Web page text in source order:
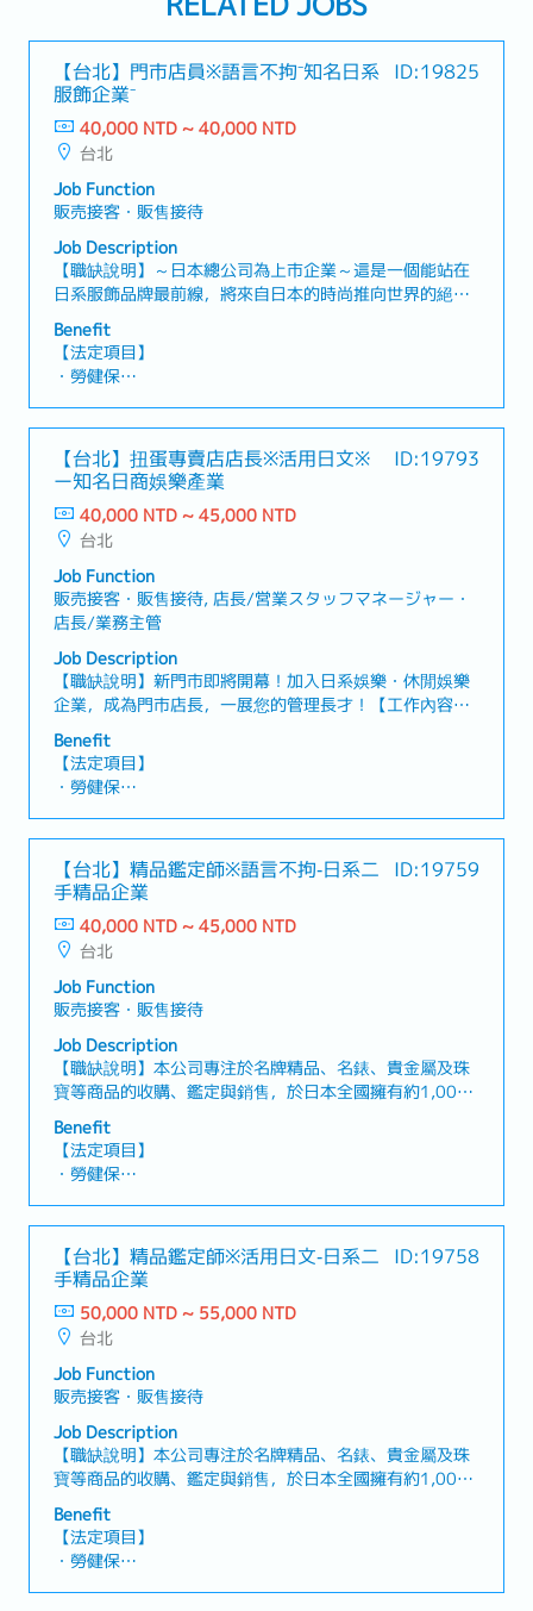
【台北】門市店員※語言不拘⁻知名日系
服飾企業⁻
ID:19825
40,000 NTD ~ 40,000 NTD
台北
Job Function
販売接客・販售接待
Job Description
【職缺說明】～日本總公司為上市企業～這是一個能站在
日系服飾品牌最前線，將來自日本的時尚推向世界的絕佳
機會！【工作內容】・於實體門市提供接待與銷售服務・
顧客管理：運用社群媒體（SNS），依據每位顧客的需求
與喜好提供個人化銷售服務（例如：當新品到貨時，會依
照顧客喜好主動推薦商品，提升來店率及購買意願）・品
牌推廣：運用社群媒體（SNS）進行集客，提升品牌知名
Benefit
【法定項目】
・勞健保
・各種休假（特別休假、婚假、喪假、生理假、產檢假、
陪產假、產假、育嬰假）
・退休金
【公司福利】
・全勤獎金：1,000元（已包含於月薪中）
・獎金／激勵制度
・美容津貼（美容補助）
【台北】扭蛋專賣店店長※活用日文※
ー知名日商娛樂產業
ID:19793
40,000 NTD ~ 45,000 NTD
台北
Job Function
販売接客・販售接待, 店長/営業スタッフマネージャー・
店長/業務主管
Job Description
【職缺說明】新門市即將開幕！加入日系娛樂・休閒娛樂
企業，成為門市店長，一展您的管理長才！【工作內容】
➤門市例行工作・每日開閉店作業・進貨、搬貨、補貨・
機台故障排除及維修・顧客應對及客訴處理・百貨樓管應
對➤門市運營及管理・定期報表整理，彙報並分析每月業
績狀況・計時人員招募、排班及管理・庫存及金錢管理・
周邊市場調查及競合廠商分析・總公司聯繫及交辦事項處
Benefit
【法定項目】
・勞健保
・各種休假（特別休假、婚假、喪假、生理假、產檢假、
陪產假、產假、育嬰假）
・退休金
【公司福利】
・年終獎金（*視公司營運而定，過往平均1~2個月）
・人事考評（一年1次）
・三節禮金 (禮券)
・勞退提撥、員工團體保險
・每月通勤津貼 ( 上限2,000，實支實付 )
・颱風出勤津貼
・定期健康檢查（可申請公假及交通費）
・婚喪喜慶補助
【台北】精品鑑定師※語言不拘‐日系二
手精品企業
ID:19759
40,000 NTD ~ 45,000 NTD
台北
Job Function
販売接客・販售接待
Job Description
【職缺說明】本公司專注於名牌精品、名錶、貴金屬及珠
寶等商品的收購、鑑定與銷售，於日本全國擁有約1,000
家門市，為業界規模最大的企業之一，現誠摯邀請對精品
鑑定有熱忱、希望發展專業職涯的人才加入我們，擔任精
品鑑定師！【工作內容】・親切款待蒞臨的顧客，引導至
接待專區，並與顧客建立良好的互動關係・針對顧客帶來
的名牌包、名錶、貴金屬及珠寶等物品進行鑑定估價、提
輸入等行政庶務【補充資訊】・即使沒有鑑定估價或名牌
商品的相關知識也沒有問題・入職後，不會讓您在毫無準
備的情況下立刻獨自上場・有資深前輩以及日本專業鑑定
團隊的全力支援，即使是毫無經驗的新人也能輕鬆上手
Benefit
【法定項目】
・勞健保
・各種休假（特別休假、婚假、喪假、生理假、產檢假、
陪產假、產假、育嬰假）
・退休金
【公司福利】
・有薪年假
・年終雙薪（AWS）
・調薪、升遷制度（根據個人及公司業績）
・獎金激勵制度
・加班津貼
・婚喪慶弔慰問金、婚喪慶弔假
・有薪病假
・職涯發展路徑 / 晉升管道
【台北】精品鑑定師※活用日文‐日系二
手精品企業
ID:19758
50,000 NTD ~ 55,000 NTD
台北
Job Function
販売接客・販售接待
Job Description
【職缺說明】本公司專注於名牌精品、名錶、貴金屬及珠
寶等商品的收購、鑑定與銷售，於日本全國擁有約1,000
家門市，為業界規模最大的企業之一，現誠摯邀請對精品
鑑定有熱忱、希望發展專業職涯的人才加入我們，擔任精
品鑑定師！【工作內容】・親切款待蒞臨的顧客，引導至
接待專區，並與顧客建立良好的互動關係・針對顧客帶來
的名牌包、名錶、貴金屬及珠寶等物品進行鑑定估價、提
Benefit
【法定項目】
・勞健保